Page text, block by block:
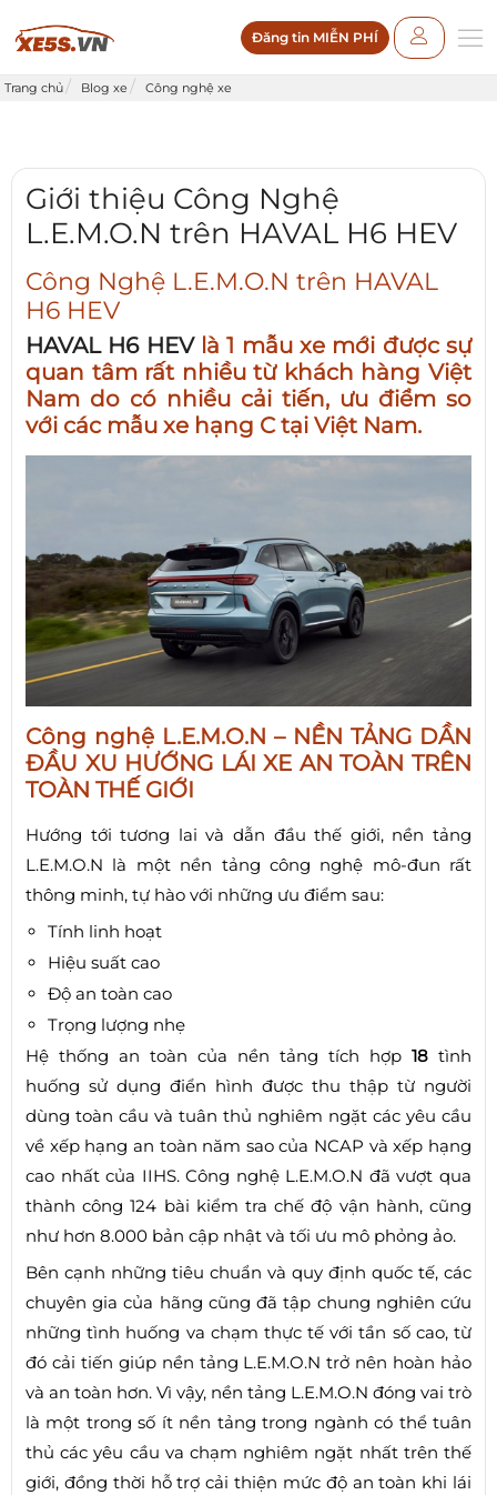
Đăng tin MIỄN PHÍ
Trang chủ Blog xe Công nghệ xe
Giới thiệu Công Nghệ
L.E.M.O.N trên HAVAL H6 HEV
Công Nghệ L.E.M.O.N trên HAVAL
H6 HEV
HAVAL H6 HEVlà 1 mẫu xe mới được sự
quan tâm rất nhiều từ khách hàng Việt
Nam do có nhiều cải tiến, ưu điểm so
với các mẫu xe hạng C tại Việt Nam.
Công nghệ L.E.M.O.N – NỀN TẢNG DẦN
ĐẦU XU HƯỚNG LÁI XE AN TOÀN TRÊN
TOÀN THẾ GIỚI
Hướng tới tương lai và dẫn đầu thế giới, nền tảng
L.E.M.O.N là một nền tảng công nghệ mô-đun rất
thông minh, tự hào với những ưu điểm sau:
Tính linh hoạt
Hiệu suất cao
Độ an toàn cao
Trọng lượng nhẹ
Hệ thống an toàn của nền tảng tích hợp 18 tình
huống sử dụng điển hình được thu thập từ người
dùng toàn cầu và tuân thủ nghiêm ngặt các yêu cầu
về xếp hạng an toàn năm sao của NCAP và xếp hạng
cao nhất của IIHS. Công nghệ L.E.M.O.N đã vượt qua
thành công 124 bài kiểm tra chế độ vận hành, cũng
như hơn 8.000 bản cập nhật và tối ưu mô phỏng ảo.
Bên cạnh những tiêu chuẩn và quy định quốc tế, các
chuyên gia của hãng cũng đã tập chung nghiên cứu
những tình huống va chạm thực tế với tần số cao, từ
đó cải tiến giúp nền tảng L.E.M.O.N trở nên hoàn hảo
và an toàn hơn. Vì vậy, nền tảng L.E.M.O.N đóng vai trò
là một trong số ít nền tảng trong ngành có thể tuân
thủ các yêu cầu va chạm nghiêm ngặt nhất trên thế
giới, đồng thời hỗ trợ cải thiện mức độ an toàn khi lái